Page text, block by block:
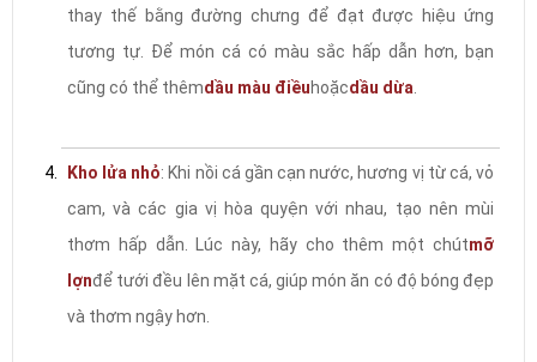
thay thế bằng đường chưng để đạt được hiệu ứng
tương tự. Để món cá có màu sắc hấp dẫn hơn, bạn
cũng có thể thêmdầu màu điềuhoặcdầu dừa
Kho lửa nhỏ: Khi nồi cá gần cạn nước, hương vị từ cá, vỏ
cam, và các gia vị hòa quyện với nhau, tạo nên mùi
thơm hấp dẫn. Lúc này, hãy cho thêm một chútmỡ
lợnđể tưới đều lên mặt cá, giúp món ăn có độ bóng đẹp
và thơm ngậy hơn.